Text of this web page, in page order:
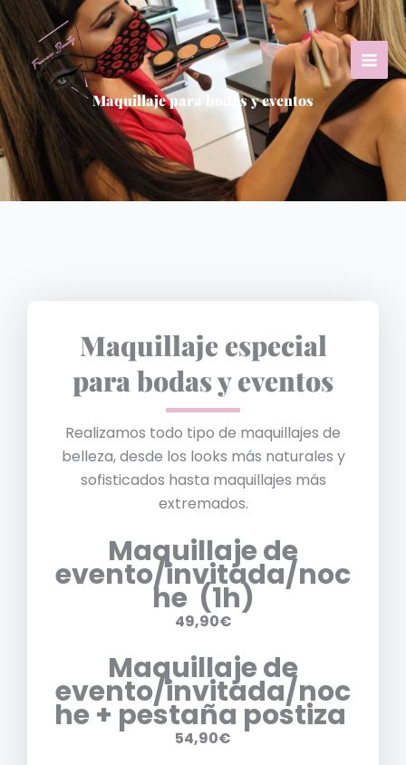
Ir
al
contenido
Maquillaje para bodas y eventos
Maquillaje especial
para bodas y eventos
Realizamos todo tipo de maquillajes de
belleza, desde los looks más naturales y
sofisticados hasta maquillajes más
extremados.
Maquillaje de
evento/invitada/noc
he (1h)
49,90€
Maquillaje de
evento/invitada/noc
he + pestaña postiza
54,90€